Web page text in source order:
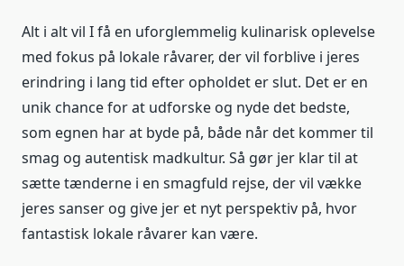
Alt i alt vil I få en uforglemmelig kulinarisk oplevelse
med fokus på lokale råvarer, der vil forblive i jeres
erindring i lang tid efter opholdet er slut. Det er en
unik chance for at udforske og nyde det bedste,
som egnen har at byde på, både når det kommer til
smag og autentisk madkultur. Så gør jer klar til at
sætte tænderne i en smagfuld rejse, der vil vække
jeres sanser og give jer et nyt perspektiv på, hvor
fantastisk lokale råvarer kan være.